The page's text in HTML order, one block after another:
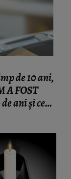
de 10 ani,
A FOST
ani și ce